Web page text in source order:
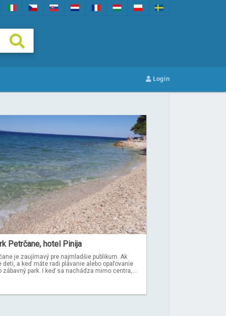
Login
Petrčane, hotel Pinija
je zaujímavý pre najmladšie publikum. Ak
a keď máte radi plávanie alebo opaľovanie
park. I keď sa nachádza mimo centra,...